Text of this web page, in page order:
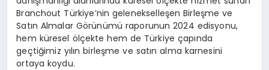
Branchout Türkiye’nin gelenekselleşen Birleşme ve
Satın Almalar Görünümü raporunun 2024 edisyonu,
hem küresel ölçekte hem de Türkiye çapında
geçtiğimiz yılın birleşme ve satın alma karnesini
ortaya koydu.